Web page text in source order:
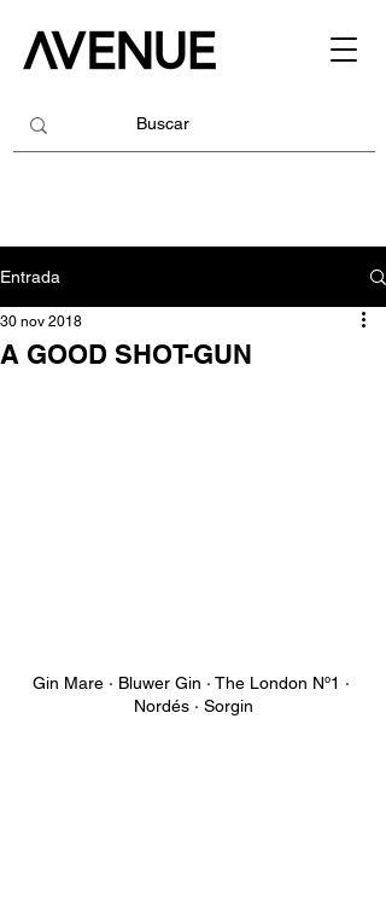
Entrada
A GOOD SHOT-GUN
30 nov 2018
Gin Mare · Bluwer Gin · The London Nº1 ·
Nordés · Sorgin